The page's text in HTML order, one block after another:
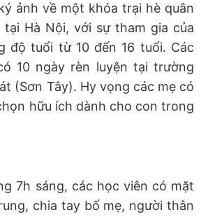
ảnh về một khóa trại hè quân
Hà Nội, với sự tham gia của
độ tuổi từ 10 đến 16 tuổi. Các
10 ngày rèn luyện tại trường
(Sơn Tây). Hy vọng các mẹ có
hữu ích dành cho con trong
7h sáng, các học viên có mặt
chia tay bố mẹ, người thân